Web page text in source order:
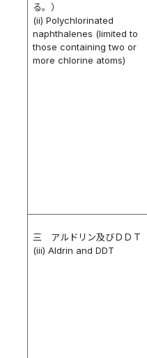
る。）
(ii) Polychlorinated
naphthalenes (limited to
those containing two or
more chlorine atoms)
三 アルドリン及びＤＤＴ
(iii) Aldrin and DDT